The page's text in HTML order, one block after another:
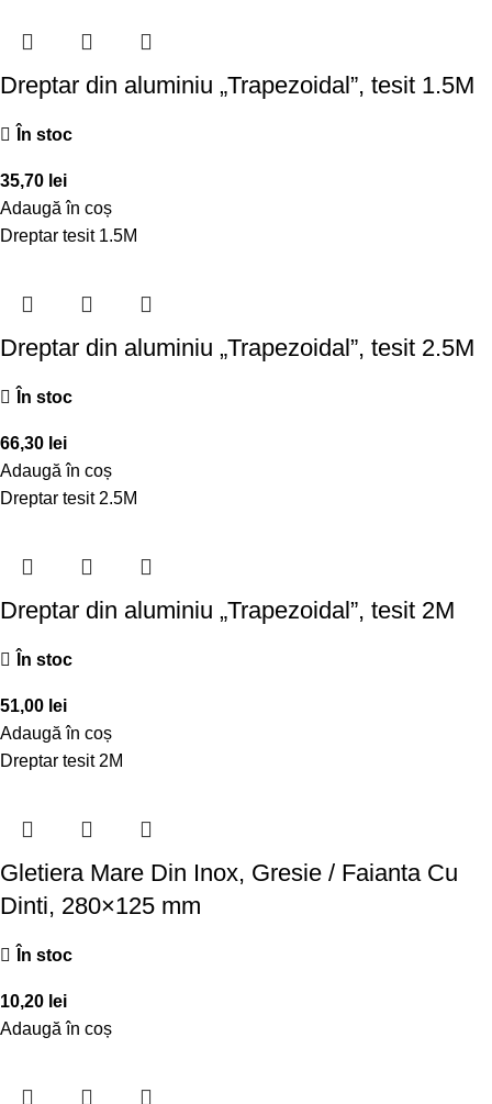
Dreptar din aluminiu „Trapezoidal”, tesit 1.5M
În stoc
35,70 lei
Adaugă în coș
Dreptar tesit 1.5M
Dreptar din aluminiu „Trapezoidal”, tesit 2.5M
În stoc
66,30 lei
Adaugă în coș
Dreptar tesit 2.5M
Dreptar din aluminiu „Trapezoidal”, tesit 2M
În stoc
51,00 lei
Adaugă în coș
Dreptar tesit 2M
Gletiera Mare Din Inox, Gresie / Faianta Cu
Dinti, 280×125 mm
În stoc
10,20 lei
Adaugă în coș